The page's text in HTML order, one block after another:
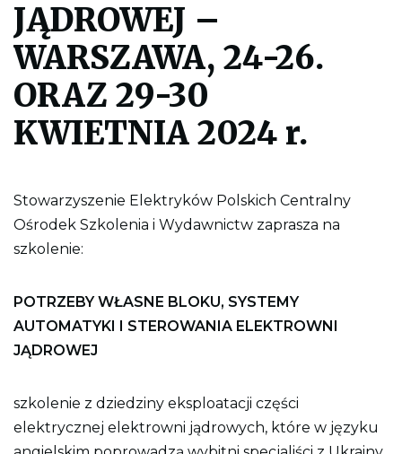
k
o
w
a
n
i
a
a
t
o
n
y
JĄDROWEJ –
WARSZAWA, 24-26.
ORAZ 29-30
KWIETNIA 2024 r.
Stowarzyszenie Elektryków Polskich Centralny
Ośrodek Szkolenia i Wydawnictw zaprasza na
szkolenie:
POTRZEBY WŁASNE BLOKU, SYSTEMY
AUTOMATYKI I STEROWANIA ELEKTROWNI
JĄDROWEJ
szkolenie z dziedziny eksploatacji części
elektrycznej elektrowni jądrowych, które w języku